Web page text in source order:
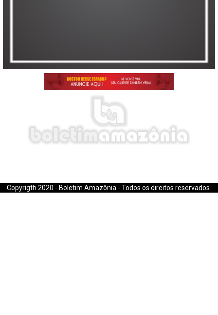
Copyrigth 2020 - Boletim Amazônia - Todos os direitos reservados.